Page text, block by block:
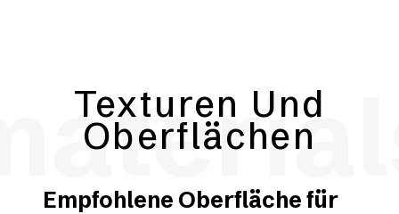
Texturen Und
Oberflächen
Empfohlene Oberfläche für